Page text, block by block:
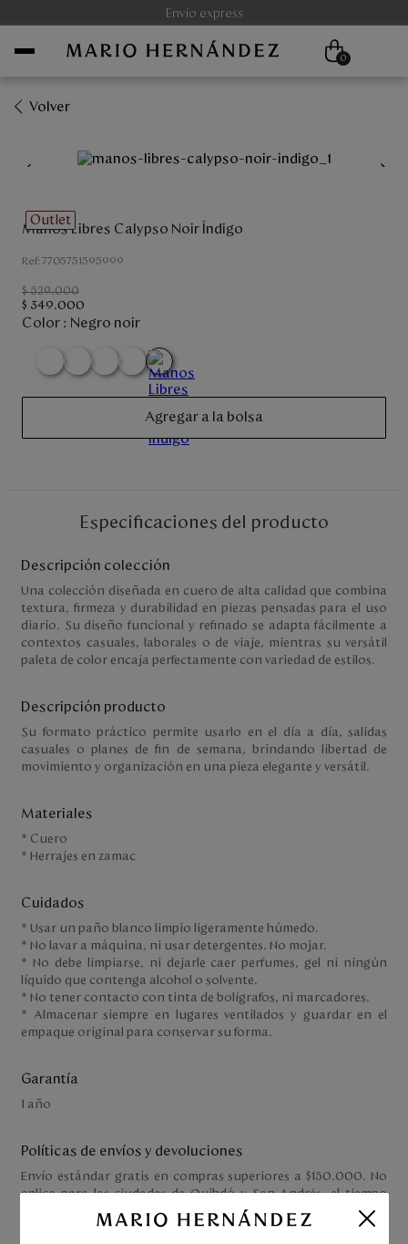
Envío express
Unisex
Viaje
Colecciones
Outlet
Servicio al cliente
Nuestras Tiendas
Costa Rica
Panamá
USA
Venezuela
0
Volver
Outlet
Manos Libres Calypso Noir Índigo
: 7705751595999
$ 529.000
$ 349.000
Color : Negro noir
Agregar a la bolsa
Especificaciones del producto
Descripción colección
Una colección diseñada en cuero de alta calidad que combina
textura, firmeza y durabilidad en piezas pensadas para el uso
diario. Su diseño funcional y refinado se adapta fácilmente a
contextos casuales, laborales o de viaje, mientras su versátil
paleta de color encaja perfectamente con variedad de estilos.
Descripción producto
Su formato práctico permite usarlo en el día a día, salidas
casuales o planes de fin de semana, brindando libertad de
movimiento y organización en una pieza elegante y versátil.
Materiales
* Cuero
* Herrajes en zamac
Cuidados
* Usar un paño blanco limpio ligeramente húmedo.
* No lavar a máquina, ni usar detergentes. No mojar.
* No debe limpiarse, ni dejarle caer perfumes, gel ni ningún
líquido que contenga alcohol o solvente.
* No tener contacto con tinta de bolígrafos, ni marcadores.
* Almacenar siempre en lugares ventilados y guardar en el
empaque original para conservar su forma.
Garantía
1 año
Políticas de envíos y devoluciones
Envío estándar gratis en compras superiores a $150.000. No
aplica para las ciudades de Quibdó y San Andrés, el tiempo
estimado de entrega varía según la ciudad de destino.